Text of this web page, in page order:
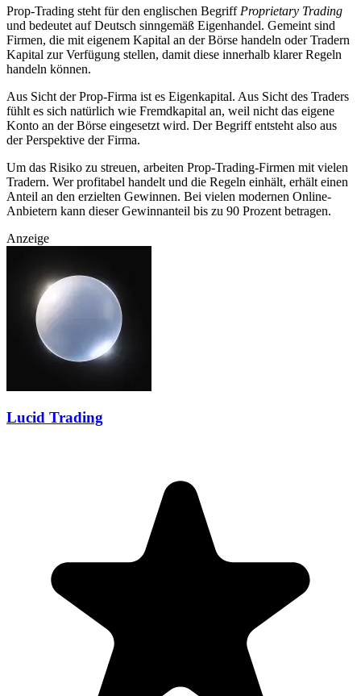
Prop-Trading steht für den englischen Begriff Proprietary Trading
und bedeutet auf Deutsch sinngemäß Eigenhandel. Gemeint sind
Firmen, die mit eigenem Kapital an der Börse handeln oder Tradern
Kapital zur Verfügung stellen, damit diese innerhalb klarer Regeln
handeln können.
Aus Sicht der Prop-Firma ist es Eigenkapital. Aus Sicht des Traders
fühlt es sich natürlich wie Fremdkapital an, weil nicht das eigene
Konto an der Börse eingesetzt wird. Der Begriff entsteht also aus
der Perspektive der Firma.
Um das Risiko zu streuen, arbeiten Prop-Trading-Firmen mit vielen
Tradern. Wer profitabel handelt und die Regeln einhält, erhält einen
Anteil an den erzielten Gewinnen. Bei vielen modernen Online-
Anbietern kann dieser Gewinnanteil bis zu 90 Prozent betragen.
Anzeige
Lucid Trading